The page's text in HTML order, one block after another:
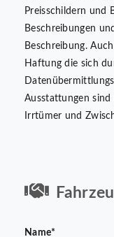
Preisschildern und
Beschreibungen
Beschreibung.
Haftung die sich
Ausstattungen sind
Irrtümer und
Name*